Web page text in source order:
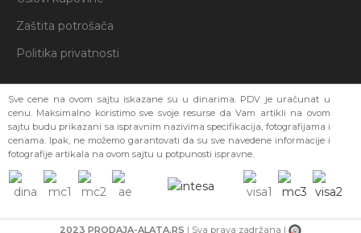
Zaštita potrošača
Politika privatnosti
Sve cene na ovom sajtu iskazane su u dinarima. PDV je uračunat u
cenu. Maksimalno koristimo sve svoje resurse da Vam artikli na ovom
sajtu budu prikazani sa ispravnim nazivima specifikacija, fotografijama i
cenama. Ipak, ne možemo garantovati da su sve navedene informacije i
fotografije artikala na ovom sajtu u potpunosti ispravne.
2023 PRODAJA-ALATA.RS | Sva prava zadržana |